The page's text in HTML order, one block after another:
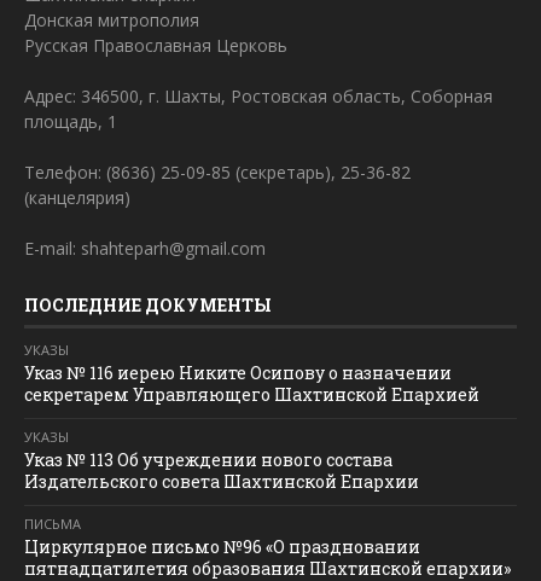
Донская митрополия
Русская Православная Церковь
Адрес: 346500, г. Шахты, Ростовская область, Соборная
площадь, 1
Телефон: (8636) 25-09-85 (секретарь), 25-36-82
(канцелярия)
E-mail: shahteparh@gmail.com
ПОСЛЕДНИЕ ДОКУМЕНТЫ
УКАЗЫ
Указ № 116 иерею Никите Осипову о назначении
секретарем Управляющего Шахтинской Епархией
УКАЗЫ
Указ № 113 Об учреждении нового состава
Издательского совета Шахтинской Епархии
ПИСЬМА
Циркулярное письмо №96 «О праздновании
пятнадцатилетия образования Шахтинской епархии»